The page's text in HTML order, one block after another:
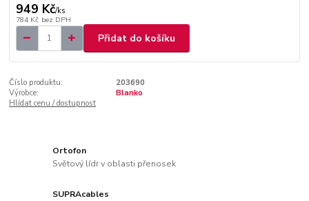
949 Kč/ks
784 Kč bez DPH
Přidat do košíku
Číslo produktu:
203690
Výrobce:
Blanko
Hlídat cenu / dostupnost
Ortofon
Světový lídr v oblasti přenosek
SUPRAcables